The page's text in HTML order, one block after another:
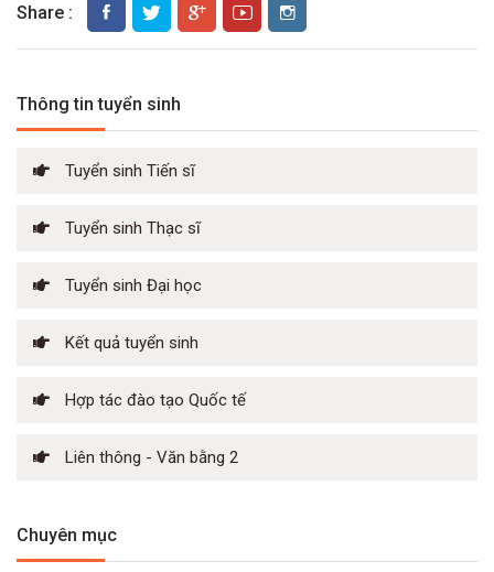
Share :
Thông tin tuyển sinh
Tuyển sinh Tiến sĩ
Tuyển sinh Thạc sĩ
Tuyển sinh Đại học
Kết quả tuyển sinh
Hợp tác đào tạo Quốc tế
Liên thông - Văn bằng 2
Chuyên mục